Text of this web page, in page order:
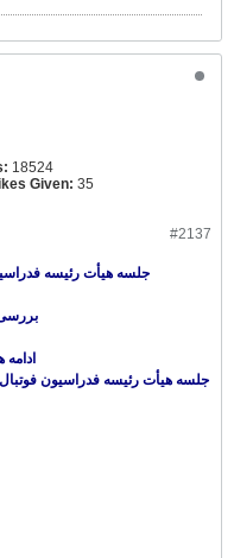
18524
Given: 35
#2137
جلسه هیأت رئیسه
جلسه هیأت رئیسه فدراسیون